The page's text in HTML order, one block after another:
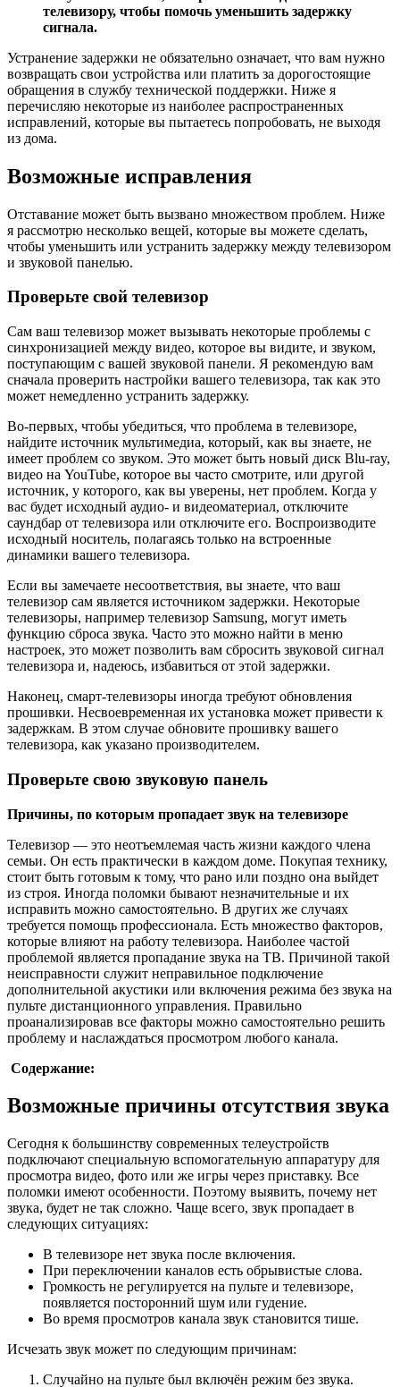
телевизору, чтобы помочь уменьшить задержку
сигнала.
Устранение задержки не обязательно означает, что вам нужно
возвращать свои устройства или платить за дорогостоящие
обращения в службу технической поддержки. Ниже я
перечисляю некоторые из наиболее распространенных
исправлений, которые вы пытаетесь попробовать, не выходя
из дома.
Возможные исправления
Отставание может быть вызвано множеством проблем. Ниже
я рассмотрю несколько вещей, которые вы можете сделать,
чтобы уменьшить или устранить задержку между телевизором
и звуковой панелью.
Проверьте свой телевизор
Сам ваш телевизор может вызывать некоторые проблемы с
синхронизацией между видео, которое вы видите, и звуком,
поступающим с вашей звуковой панели. Я рекомендую вам
сначала проверить настройки вашего телевизора, так как это
может немедленно устранить задержку.
Во-первых, чтобы убедиться, что проблема в телевизоре,
найдите источник мультимедиа, который, как вы знаете, не
имеет проблем со звуком. Это может быть новый диск Blu-ray,
видео на YouTube, которое вы часто смотрите, или другой
источник, у которого, как вы уверены, нет проблем. Когда у
вас будет исходный аудио- и видеоматериал, отключите
саундбар от телевизора или отключите его. Воспроизводите
исходный носитель, полагаясь только на встроенные
динамики вашего телевизора.
Если вы замечаете несоответствия, вы знаете, что ваш
телевизор сам является источником задержки. Некоторые
телевизоры, например телевизор Samsung, могут иметь
функцию сброса звука. Часто это можно найти в меню
настроек, это может позволить вам сбросить звуковой сигнал
телевизора и, надеюсь, избавиться от этой задержки.
Наконец, смарт-телевизоры иногда требуют обновления
прошивки. Несвоевременная их установка может привести к
задержкам. В этом случае обновите прошивку вашего
телевизора, как указано производителем.
Проверьте свою звуковую панель
Причины, по которым пропадает звук на телевизоре
Телевизор — это неотъемлемая часть жизни каждого члена
семьи. Он есть практически в каждом доме. Покупая технику,
стоит быть готовым к тому, что рано или поздно она выйдет
из строя. Иногда поломки бывают незначительные и их
исправить можно самостоятельно. В других же случаях
требуется помощь профессионала. Есть множество факторов,
которые влияют на работу телевизора. Наиболее частой
проблемой является пропадание звука на ТВ. Причиной такой
неисправности служит неправильное подключение
дополнительной акустики или включения режима без звука на
пульте дистанционного управления. Правильно
проанализировав все факторы можно самостоятельно решить
проблему и наслаждаться просмотром любого канала.
Содержание:
Возможные причины отсутствия звука
Сегодня к большинству современных телеустройств
подключают специальную вспомогательную аппаратуру для
просмотра видео, фото или же игры через приставку. Все
поломки имеют особенности. Поэтому выявить, почему нет
звука, будет не так сложно. Чаще всего, звук пропадает в
следующих ситуациях:
В телевизоре нет звука после включения.
При переключении каналов есть обрывистые слова.
Громкость не регулируется на пульте и телевизоре,
появляется посторонний шум или гудение.
Во время просмотров канала звук становится тише.
Исчезать звук может по следующим причинам:
Случайно на пульте был включён режим без звука.